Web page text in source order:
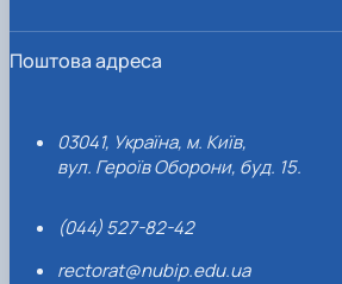
Поштова адреса
03041, Україна, м. Київ,
вул. Героїв Оборони, буд. 15.
(044) 527-82-42
rectorat@nubip.edu.ua